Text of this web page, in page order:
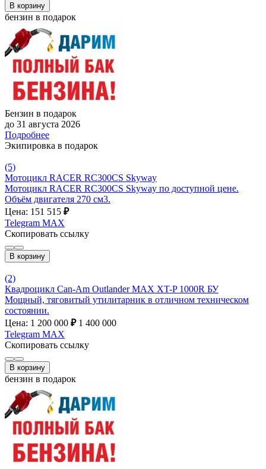
В корзину
бензин в подарок
Бензин в подарок
до 31 августа 2026
Подробнее
Экипировка в подарок
(5)
Мотоцикл RACER RC300CS Skyway
Мотоцикл RACER RC300CS Skyway по доступной цене.
Объём двигателя 270 см3.
Цена: 151 515 ₽
Telegram MAX
Скопировать ссылку
В корзину
(2)
Квадроцикл Can-Am Outlander MAX XT-P 1000R БУ
Мощный, тяговитый утилитарник в отличном техническом
состоянии.
Цена: 1 200 000 ₽ 1 400 000
Telegram MAX
Скопировать ссылку
В корзину
бензин в подарок